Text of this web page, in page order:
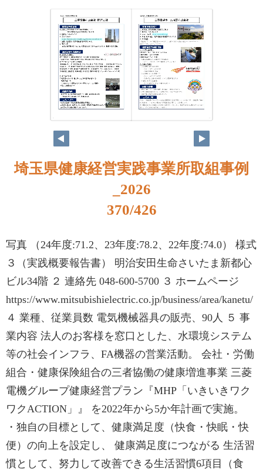
354 355
埼玉県健康経営実践事業所取組事例
_2026
370/426
写真 （24年度:71.2、23年度:78.2、22年度:74.0） 様式
３（実践概要報告書） 明治安田生命さいたま新都心
ビル34階 ２ 連絡先 048-600-5700 ３ ホームページ
https://www.mitsubishielectric.co.jp/business/area/kanetu/
４ 業種、従業員数 電気機械器具の販売、90人 ５ 事
業内容 法人のお客様を窓口とした、水環境システム
等の社会インフラ、FA機器の営業活動。 会社・労働
組合・健康保険組合の三者協働の健康増進事業 三菱
電機グループ健康経営プラン『MHP「いきいきワク
ワクACTION」』 を2022年から5か年計画で実施。
・独自の目標として、健康満足度（快食・快眠・快
便）の向上を設定し、 健康満足度につながる 生活習
慣として、努力して改善できる生活習慣6項目（食